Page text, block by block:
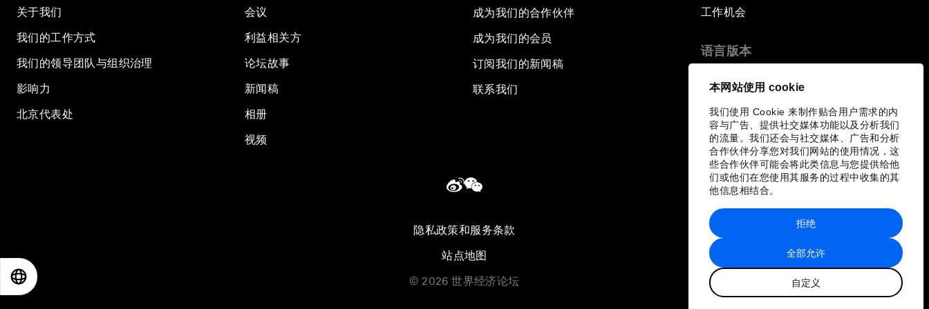
本网站使用 cookie
我们使用 Cookie 来制作贴合用户需求的内
容与广告、提供社交媒体功能以及分析我们
的流量。我们还会与社交媒体、广告和分析
合作伙伴分享您对我们网站的使用情况，这
些合作伙伴可能会将此类信息与您提供给他
们或他们在您使用其服务的过程中收集的其
他信息相结合。
全部允许
自定义
拒绝
关于我们
我们的工作方式
我们的领导团队与组织治理
影响力
北京代表处
会议
利益相关方
论坛故事
新闻稿
相册
视频
成为我们的合作伙伴
成为我们的会员
订阅我们的新闻稿
联系我们
工作机会
语言版本
隐私政策和服务条款
站点地图
© 2026 世界经济论坛